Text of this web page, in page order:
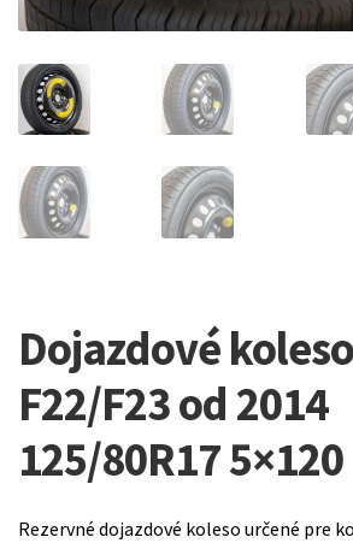
Dojazdové
F22/F23 od 2014
125/80R17 5×120
Rezervné dojazdové koleso určené pre